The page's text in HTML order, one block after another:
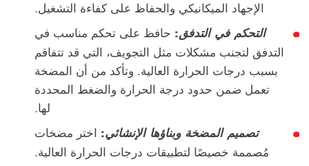
الإجهاد الميكانيكي والحفاظ على كفاءة التشغيل.
التحكم في التدفق: حافظ على تحكم مناسب في
التدفق لتجنب مشكلات مثل التجويف، التي قد تتفاقم
بسبب درجات الحرارة العالية. وتأكد من أن المضخة
تعمل ضمن حدود درجة الحرارة والضغط المحددة
لها.
تصميم المضخة وبناؤها الإنشائي: اختر مضخات
مُصممة خصيصًا لتطبيقات درجات الحرارة العالية.